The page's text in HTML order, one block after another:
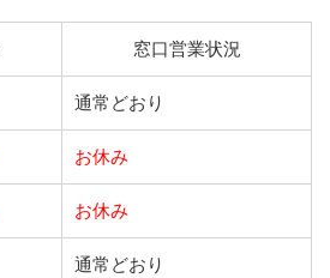
窓口営業状況
通常どおり
お休み
お休み
通常どおり